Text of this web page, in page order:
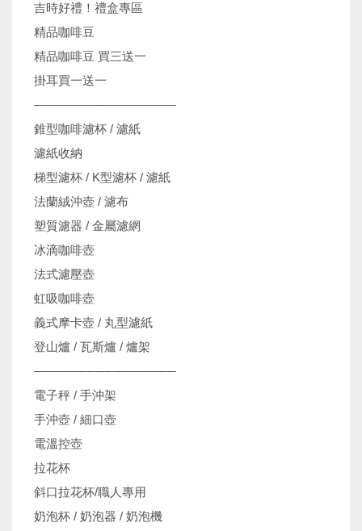
吉時好禮！禮盒專區
精品咖啡豆
精品咖啡豆 買三送一
掛耳買一送一
────────────────
錐型咖啡濾杯 / 濾紙
濾紙收納
梯型濾杯 / K型濾杯 / 濾紙
法蘭絨沖壺 / 濾布
塑質濾器 / 金屬濾網
冰滴咖啡壺
法式濾壓壺
虹吸咖啡壺
義式摩卡壺 / 丸型濾紙
登山爐 / 瓦斯爐 / 爐架
────────────────
電子秤 / 手沖架
手沖壺 / 細口壺
電溫控壺
拉花杯
斜口拉花杯/職人專用
奶泡杯 / 奶泡器 / 奶泡機